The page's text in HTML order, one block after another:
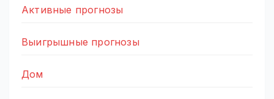
Активные прогнозы
Выигрышные прогнозы
Дом